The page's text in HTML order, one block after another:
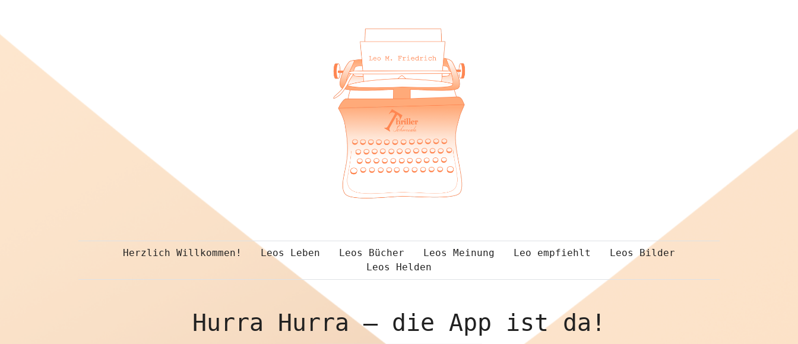
Herzlich Willkommen! Leos Leben Leos Bücher Leos Meinung Leo empfiehlt
Leos Bilder
Leos Helden
Hurra Hurra – die App ist da!